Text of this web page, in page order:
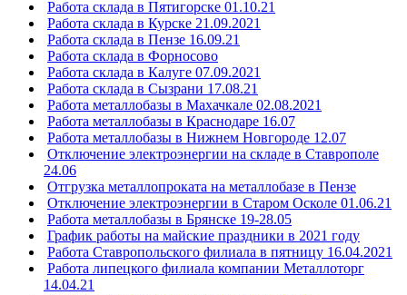
Работа склада в Пятигорске 01.10.21
Работа склада в Курске 21.09.2021
Работа склада в Пензе 16.09.21
Работа склада в Форносово
Работа склада в Калуге 07.09.2021
Работа склада в Сызрани 17.08.21
Работа металлобазы в Махачкале 02.08.2021
Работа металлобазы в Краснодаре 16.07
Работа металлобазы в Нижнем Новгороде 12.07
Отключение электроэнергии на складе в Ставрополе
24.06
Отгрузка металлопроката на металлобазе в Пензе
Отключение электроэнергии в Старом Осколе 01.06.21
Работа металлобазы в Брянске 19-28.05
График работы на майские праздники в 2021 году
Работа Ставропольского филиала в пятницу 16.04.2021
Работа липецкого филиала компании Металлоторг
14.04.21